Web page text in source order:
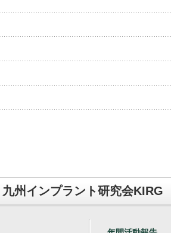
九州インプラント研究会KIRG